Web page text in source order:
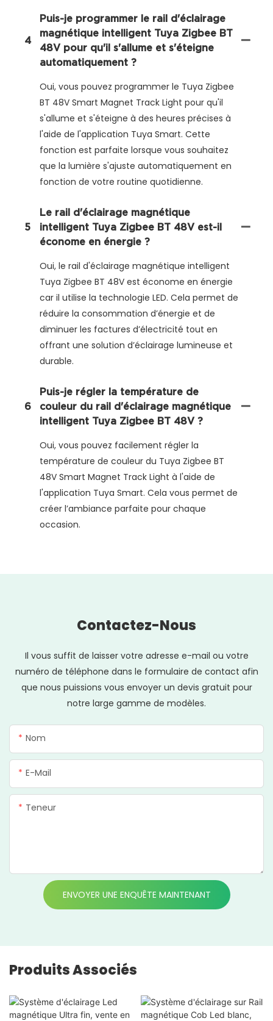
4
Puis-je programmer le rail d'éclairage
magnétique intelligent Tuya Zigbee BT
48V pour qu'il s'allume et s'éteigne
automatiquement ?
Oui, vous pouvez programmer le Tuya Zigbee
BT 48V Smart Magnet Track Light pour qu'il
s'allume et s'éteigne à des heures précises à
l'aide de l'application Tuya Smart. Cette
fonction est parfaite lorsque vous souhaitez
que la lumière s'ajuste automatiquement en
fonction de votre routine quotidienne.
5
Le rail d'éclairage magnétique
intelligent Tuya Zigbee BT 48V est-il
économe en énergie ?
Oui, le rail d'éclairage magnétique intelligent
Tuya Zigbee BT 48V est économe en énergie
car il utilise la technologie LED. Cela permet de
réduire la consommation d’énergie et de
diminuer les factures d’électricité tout en
offrant une solution d’éclairage lumineuse et
durable.
6
Puis-je régler la température de
couleur du rail d'éclairage magnétique
intelligent Tuya Zigbee BT 48V ?
Oui, vous pouvez facilement régler la
température de couleur du Tuya Zigbee BT
48V Smart Magnet Track Light à l'aide de
l'application Tuya Smart. Cela vous permet de
créer l’ambiance parfaite pour chaque
occasion.
Contactez-Nous
Il vous suffit de laisser votre adresse e-mail ou votre
numéro de téléphone dans le formulaire de contact afin
que nous puissions vous envoyer un devis gratuit pour
notre large gamme de modèles.
Nom
E-Mail
Teneur
ENVOYER UNE ENQUÊTE MAINTENANT
Produits Associés